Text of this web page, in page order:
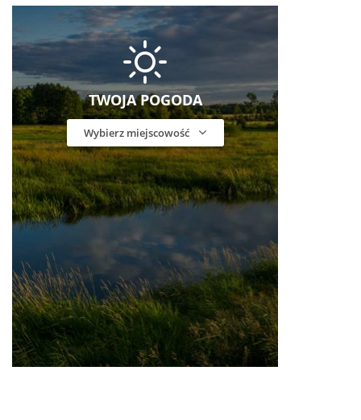
TWOJA POGODA
Wybierz miejscowość